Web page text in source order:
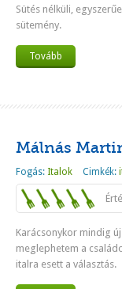
Sütés nélküli,
sütemény.
Tovább
Málnás
Fogás: Italok Cimkék:
Karácsonykor mindig
meglephetem a
italra esett a választás.